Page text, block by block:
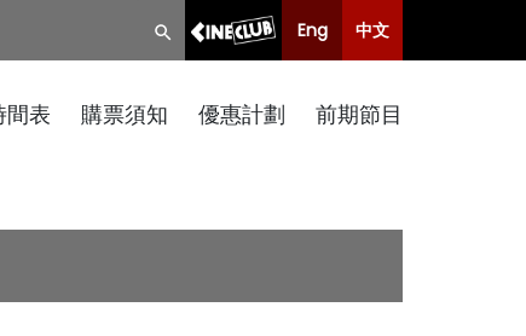
Eng 中文
間表 購票須知 優惠計劃 前期節目